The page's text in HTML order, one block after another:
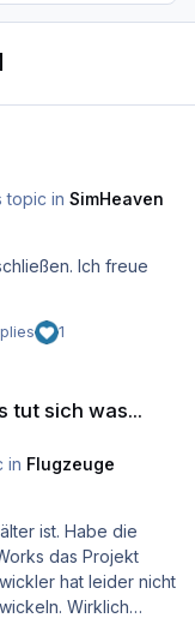
topic in SimHeaven
Ich freue
1
tut sich was...
in Flugzeuge
ist. Habe die
das Projekt
hat leider nicht
Wirklich